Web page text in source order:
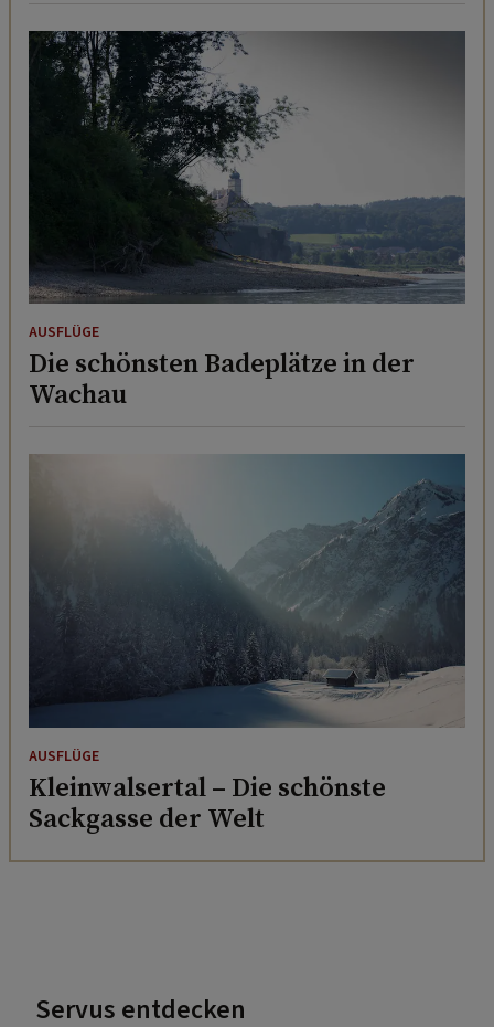
AUSFLÜGE
Die schönsten Badeplätze in der
Wachau
AUSFLÜGE
Kleinwalsertal – Die schönste
Sackgasse der Welt
Servus entdecken